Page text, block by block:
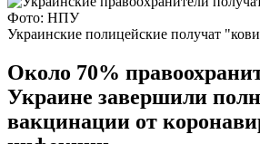
Фото: НПУ
Украинские полицейские получат
Около 70%
Украине завершили
вакцинации от